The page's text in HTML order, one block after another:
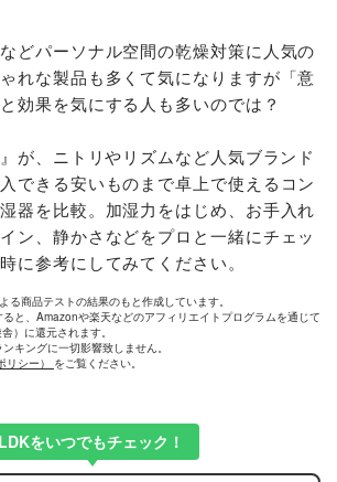
どパーソナル空間の乾燥対策に人気の
れな製品も多くて気になりますが「意
効果を気にする人も多いのでは？
が、ニトリやリズムなど人気ブランド
できる安いものまで卓上で使えるコン
器を比較。加湿力をはじめ、お手入れ
ン、静かさなどをプロと一緒にチェッ
に参考にしてみてください。
る商品テストの結果のもと作成しています。
と、Amazonや楽天などのアフィリエイトプログラムを通じて
）に還元されます。
キングに一切影響致しません。
リシー） をご覧ください。
LDKをいつでもチェック！